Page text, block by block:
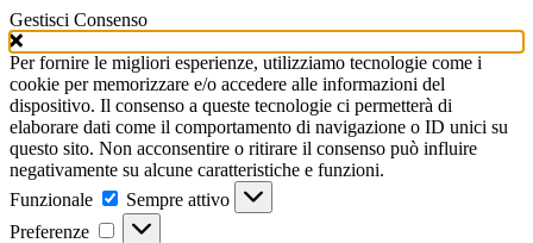
Gestisci Consenso
Per fornire le migliori esperienze, utilizziamo tecnologie come i
cookie per memorizzare e/o accedere alle informazioni del
dispositivo. Il consenso a queste tecnologie ci permetterà di
elaborare dati come il comportamento di navigazione o ID unici su
questo sito. Non acconsentire o ritirare il consenso può influire
negativamente su alcune caratteristiche e funzioni.
Funzionale
Funzionale
Sempre attivo
Preferenze
Preferenze